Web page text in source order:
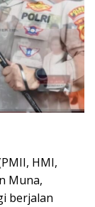
HMI,
Muna,
berjalan